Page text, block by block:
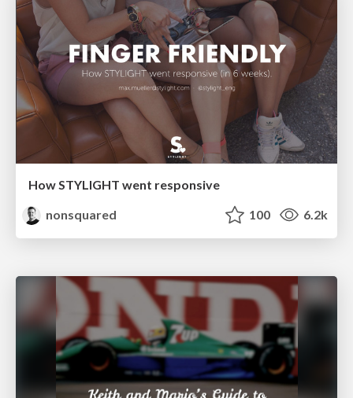
How STYLIGHT went responsive
nonsquared
100 6.2k